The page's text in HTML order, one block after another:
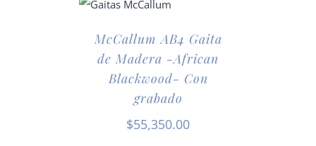
CARRITO
McCallum AB4 Gaita
de Madera -African
Blackwood- Con
grabado
$55,350.00